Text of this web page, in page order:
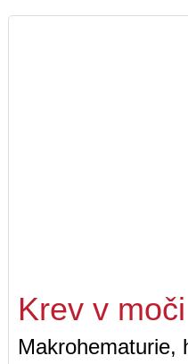
Krev v moči
Makrohematurie,